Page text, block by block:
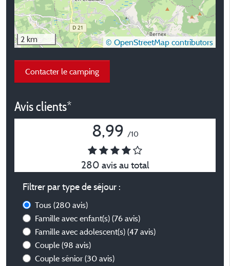
2 km © OpenStreetMap contributors
Contacter le camping
Avis clients*
8,99 /10
280 avis au total
Filtrer par type de séjour :
Tous (280 avis)
Famille avec enfant(s) (76 avis)
Famille avec adolescent(s) (47 avis)
Couple (98 avis)
Couple sénior (30 avis)